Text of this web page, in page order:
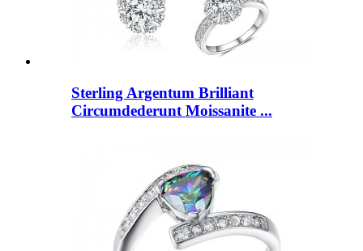
Sterling Argentum Brilliant
Circumdederunt Moissanite ...